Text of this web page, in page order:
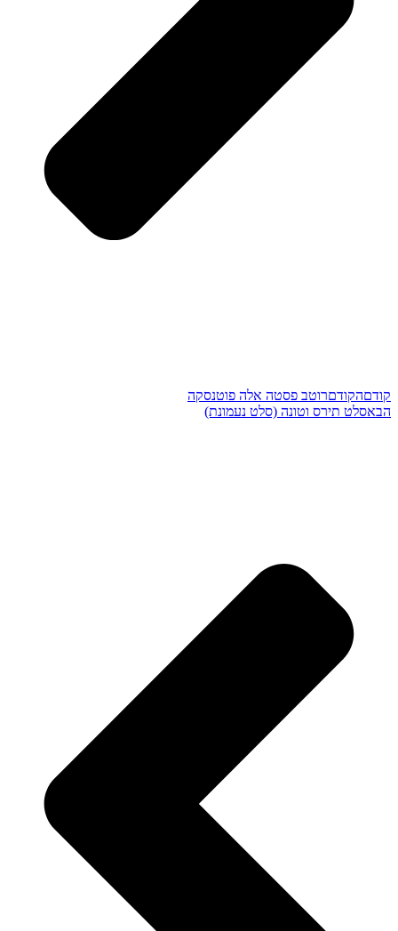
קודםהקודםרוטב פסטה אלה פוטנסקה
הבאסלט תירס וטונה (סלט נעמונת)